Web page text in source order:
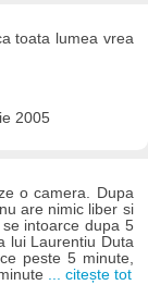
toata lumea vrea
2005
o camera. Dupa
are nimic liber si
intoarce dupa 5
lui Laurentiu Duta
peste 5 minute,
... citește tot